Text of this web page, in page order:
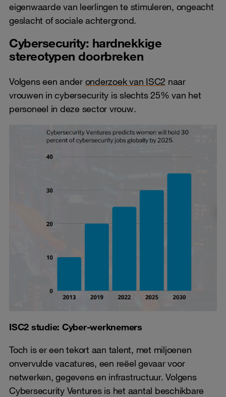
eigenwaarde van leerlingen te stimuleren, ongeacht
geslacht of sociale achtergrond.
Cybersecurity: hardnekkige
stereotypen doorbreken
Volgens een ander onderzoek van ISC2 naar
vrouwen in cybersecurity is slechts 25% van het
personeel in deze sector vrouw.
ISC2 studie: Cyber-werknemers
Toch is er een tekort aan talent, met miljoenen
onvervulde vacatures, een reëel gevaar voor
netwerken, gegevens en infrastructuur. Volgens
Cybersecurity Ventures is het aantal beschikbare